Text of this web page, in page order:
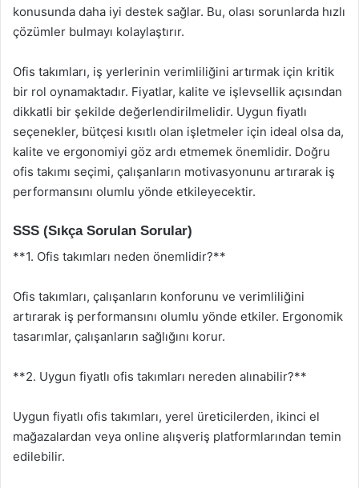
konusunda daha iyi destek sağlar. Bu, olası sorunlarda hızlı
çözümler bulmayı kolaylaştırır.
Ofis takımları, iş yerlerinin verimliliğini artırmak için kritik
bir rol oynamaktadır. Fiyatlar, kalite ve işlevsellik açısından
dikkatli bir şekilde değerlendirilmelidir. Uygun fiyatlı
seçenekler, bütçesi kısıtlı olan işletmeler için ideal olsa da,
kalite ve ergonomiyi göz ardı etmemek önemlidir. Doğru
ofis takımı seçimi, çalışanların motivasyonunu artırarak iş
performansını olumlu yönde etkileyecektir.
SSS (Sıkça Sorulan Sorular)
**1. Ofis takımları neden önemlidir?**
Ofis takımları, çalışanların konforunu ve verimliliğini
artırarak iş performansını olumlu yönde etkiler. Ergonomik
tasarımlar, çalışanların sağlığını korur.
**2. Uygun fiyatlı ofis takımları nereden alınabilir?**
Uygun fiyatlı ofis takımları, yerel üreticilerden, ikinci el
mağazalardan veya online alışveriş platformlarından temin
edilebilir.